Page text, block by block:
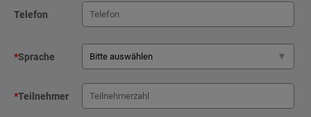
Telefon
*Sprache
*Teilnehmer